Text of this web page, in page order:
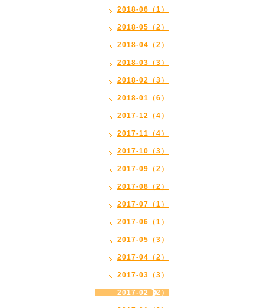
2018-06（1）
2018-05（2）
2018-04（2）
2018-03（3）
2018-02（3）
2018-01（6）
2017-12（4）
2017-11（4）
2017-10（3）
2017-09（2）
2017-08（2）
2017-07（1）
2017-06（1）
2017-05（3）
2017-04（2）
2017-03（3）
2017-02（2）